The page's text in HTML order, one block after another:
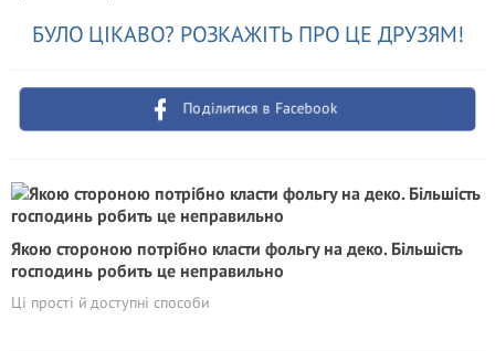
БУЛО ЦІКАВО? РОЗКАЖІТЬ ПРО ЦЕ ДРУЗЯМ!
Поділитися в Facebook
Якою стороною потрібно класти фольгу на деко. Більшість
господинь робить це неправильно
Ці прості й доступні способи